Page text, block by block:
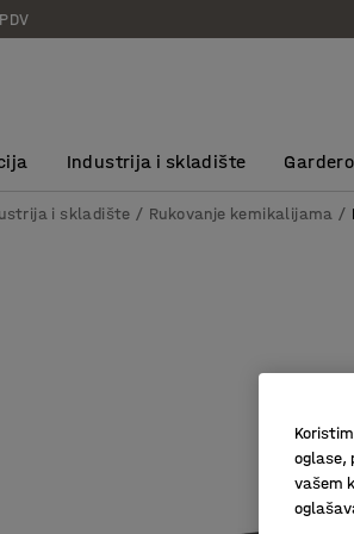
Industrija i skladište
i skladište Rukovanje kemikalijama
oglase,
vašem